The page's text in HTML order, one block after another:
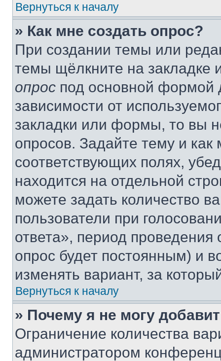
Вернуться к началу
» Как мне создать опрос?
При создании темы или
темы щёлкните на
опрос под основной формой
зависимости от
закладки или формы, то вы
опросов. Задайте тему и
соответствующих полях,
находится на отдельной
можете задать количество
пользователи при
ответа», период проведения
опрос будет постоянным) и
изменять вариант, за
Вернуться к началу
» Почему я не могу
Ограничение количества
администратором